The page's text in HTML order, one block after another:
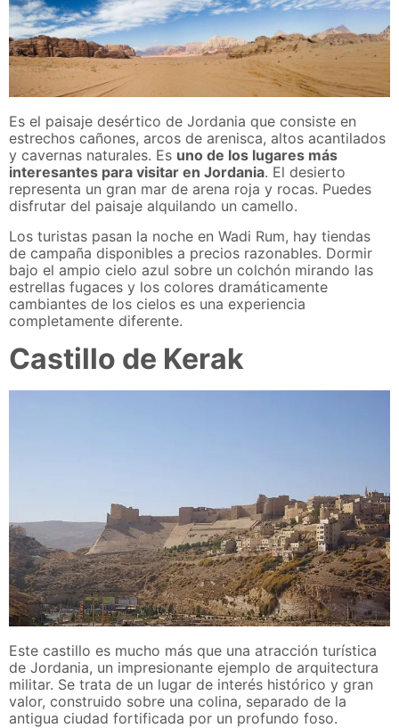
Es el paisaje desértico de Jordania que consiste en
estrechos cañones, arcos de arenisca, altos acantilados
y cavernas naturales. Es uno de los lugares más
interesantes para visitar en Jordania. El desierto
representa un gran mar de arena roja y rocas. Puedes
disfrutar del paisaje alquilando un camello.
Los turistas pasan la noche en Wadi Rum, hay tiendas
de campaña disponibles a precios razonables. Dormir
bajo el ampio cielo azul sobre un colchón mirando las
estrellas fugaces y los colores dramáticamente
cambiantes de los cielos es una experiencia
completamente diferente.
Castillo de Kerak
Este castillo es mucho más que una atracción turística
de Jordania, un impresionante ejemplo de arquitectura
militar. Se trata de un lugar de interés histórico y gran
valor, construido sobre una colina, separado de la
antigua ciudad fortificada por un profundo foso.